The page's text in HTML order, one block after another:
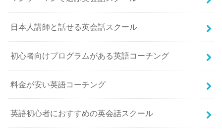
日本人講師と話せる英会話スクール
初心者向けプログラムがある英語コーチング
料金が安い英語コーチング
英語初心者におすすめの英会話スクール